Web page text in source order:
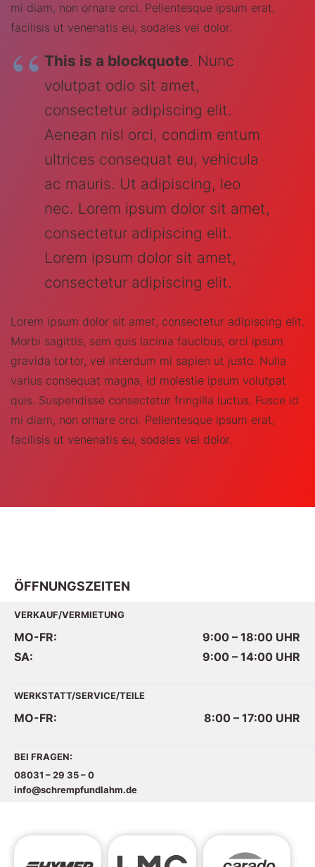
ÖFFNUNGSZEITEN
VERKAUF/VERMIETUNG
MO-FR: 9:00 – 18:00 UHR
SA:
9:00 – 14:00 UHR
WERKSTATT/SERVICE/TEILE
MO-FR: 8:00 – 17:00 UHR
BEI FRAGEN:
08031 – 29 35 – 0
info@schrempfundlahm.de
mi diam, non ornare orci. Pellentesque ipsum erat,
facilisis ut venenatis eu, sodales vel dolor.
This is a blockquote. Nunc
volutpat odio sit amet,
consectetur adipiscing elit.
Aenean nisl orci, condim entum
ultrices consequat eu, vehicula
ac mauris. Ut adipiscing, leo
nec. Lorem ipsum dolor sit amet,
consectetur adipiscing elit.
Lorem ipsum dolor sit amet,
consectetur adipiscing elit.
Lorem ipsum dolor sit amet, consectetur adipiscing elit.
Morbi sagittis, sem quis lacinia faucibus, orci ipsum
gravida tortor, vel interdum mi sapien ut justo. Nulla
varius consequat magna, id molestie ipsum volutpat
quis. Suspendisse consectetur fringilla luctus. Fusce id
mi diam, non ornare orci. Pellentesque ipsum erat,
facilisis ut venenatis eu, sodales vel dolor.